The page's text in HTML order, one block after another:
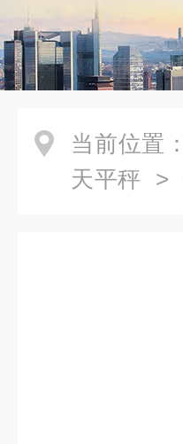
当前位置：
天平秤 >